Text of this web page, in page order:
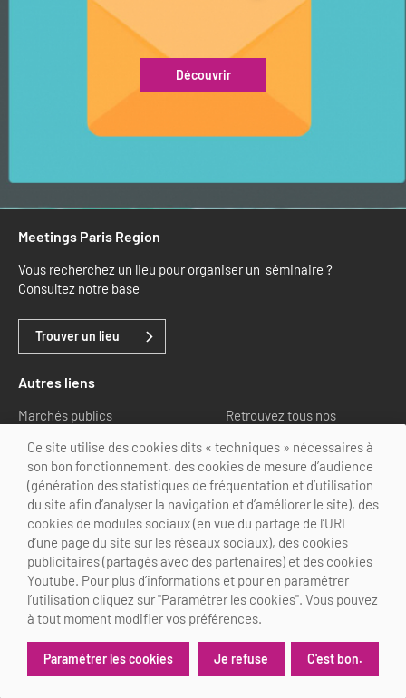
Découvrir
Meetings Paris Region
Vous recherchez un lieu pour organiser un séminaire ?
Consultez notre base
Trouver un lieu
Autres liens
Marchés publics
Retrouvez tous nos
Nous suivre
@Choose Paris Region
Mentions légales
Crédits Personnalisation des cookies
Ce site utilise des cookies dits « techniques » nécessaires à
son bon fonctionnement, des cookies de mesure d’audience
(génération des statistiques de fréquentation et d’utilisation
du site afin d’analyser la navigation et d’améliorer le site), des
cookies de modules sociaux (en vue du partage de l’URL
d’une page du site sur les réseaux sociaux), des cookies
publicitaires (partagés avec des partenaires) et des cookies
Youtube. Pour plus d’informations et pour en paramétrer
l’utilisation cliquez sur "Paramétrer les cookies". Vous pouvez
à tout moment modifier vos préférences.
Paramétrer les cookies Je refuse C'est bon.